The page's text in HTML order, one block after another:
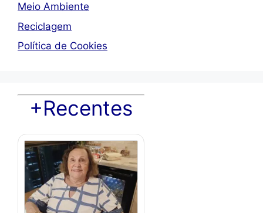
Meio Ambiente
Reciclagem
Política de Cookies
+Recentes